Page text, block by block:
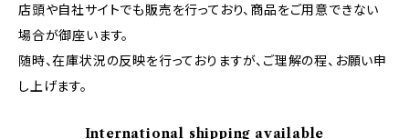
店頭や自社サイトでも販売を行っており、商品をご用意できない
場合が御座います。
随時、在庫状況の反映を行っておりますが、ご理解の程、お願い申
し上げます。
International shipping available